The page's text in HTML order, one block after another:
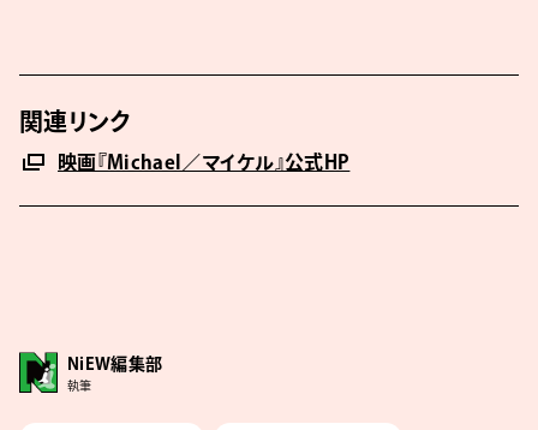
関連リンク
映画『Michael／マイケル』公式HP
NiEW編集部
執筆